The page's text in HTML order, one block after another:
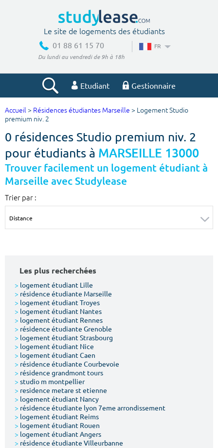
Le site de logements des étudiants
01 88 61 15 70
Du lundi au vendredi de 9h à 18h
FR
Etudiant Gestionnaire
Votre recherche
Ville, école
Budget min
€
Budget max
€
Surface min Surface max
Type de location
Votre date d'entrée
Chercher
Accueil > Résidences étudiantes Marseille > Logement Studio
premium niv. 2
0 résidences Studio premium niv. 2
pour étudiants à MARSEILLE 13000
Trouver facilement un logement étudiant à
Marseille avec Studylease
Trier par :
Les plus recherchées
> logement étudiant Lille
> résidence étudiante Marseille
> logement étudiant Troyes
> logement étudiant Nantes
> logement étudiant Rennes
> résidence étudiante Grenoble
> logement étudiant Strasbourg
> logement étudiant Nice
> logement étudiant Caen
> résidence étudiante Courbevoie
> résidence grandmont tours
> studio m montpellier
> residence metare st etienne
> logement étudiant Nancy
> résidence étudiante lyon 7eme arrondissement
> logement étudiant Reims
> logement étudiant Rouen
> logement étudiant Angers
> résidence étudiante Villeurbanne